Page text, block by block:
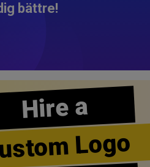
bättre!
Hire a
Logo